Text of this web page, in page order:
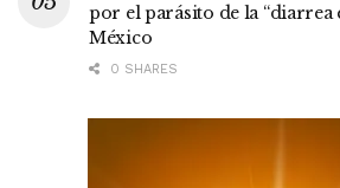
por el parásito de la “diarrea
México
0 SHARES